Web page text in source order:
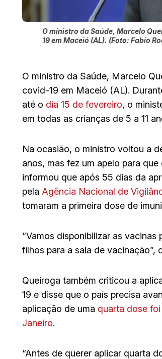
O ministro da Saúde, Marcelo
19 em Maceió (AL). (Foto: Fabio
O ministro da Saúde, Marcelo
covid-19 em Maceió (AL).
até o dia 15 de fevereiro, o
em todas as crianças de 5 a 11
Na ocasião, o ministro voltou a
anos, mas fez um apelo para
informou que após 55 dias da
pela Agência Nacional de
tomaram a primeira dose de
“Vamos disponibilizar as
filhos para a sala de vacinação”,
Queiroga também criticou a
19 e disse que o país precisa
aplicação de uma quarta dose
Janeiro.
“Antes de querer aplicar quarta